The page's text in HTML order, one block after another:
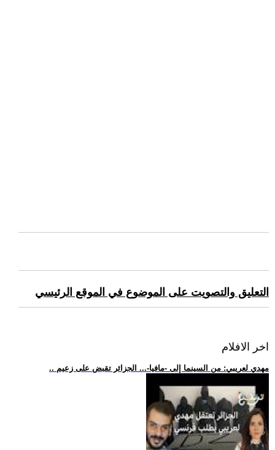
التعليق والتصويت على الموضوع في الموقع الرئيسي
اخر الافلام
.. مهدي لعريبي: من السينما إلى -مافيا-... الجزائر تقبض على زعيم